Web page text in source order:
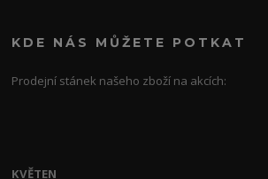
KDE NÁS MŮŽETE POTKAT
Prodejní stánek našeho zboží na akcích:
KVĚTEN